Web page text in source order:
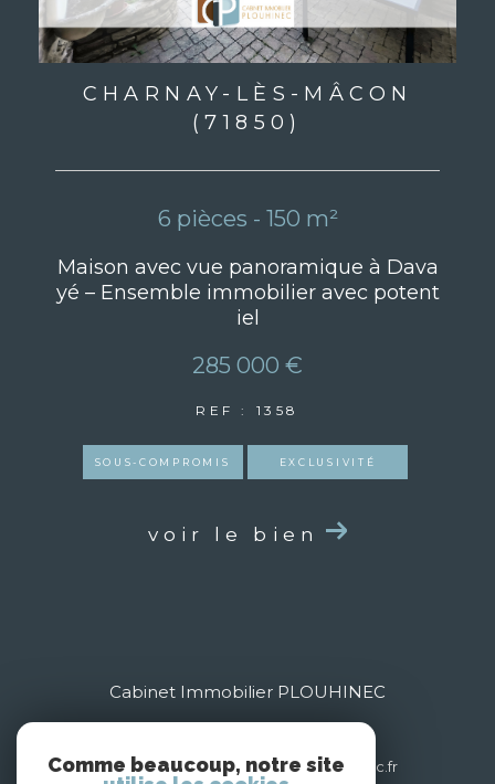
CHARNAY-LÈS-MÂCON
(71850)
6 pièces - 150 m²
Maison avec vue panoramique à Dava
yé – Ensemble immobilier avec potent
iel
285 000 €
REF : 1358
SOUS-COMPROMIS EXCLUSIVITÉ
voir le bien
Cabinet Immobilier PLOUHINEC
contact@cabinet-immobilier-plouhinec.fr
Comme beaucoup, notre site